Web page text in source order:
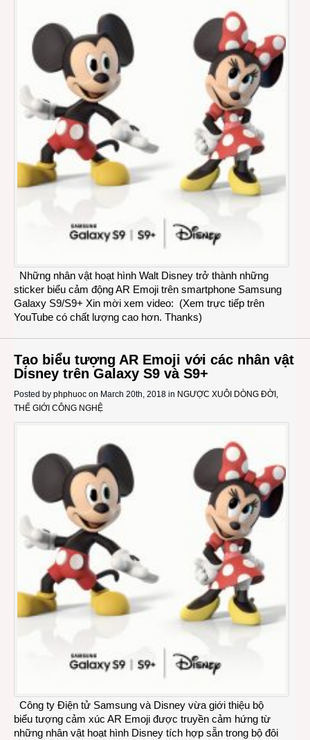
Những nhân vật hoạt hình Walt Disney trở thành những
sticker biểu cảm động AR Emoji trên smartphone Samsung
Galaxy S9/S9+ Xin mời xem video: (Xem trực tiếp trên
YouTube có chất lượng cao hơn. Thanks)
Tạo biểu tượng AR Emoji với các nhân vật
Disney trên Galaxy S9 và S9+
Posted by phphuoc on March 20th, 2018 in NGƯỢC XUÔI DÒNG ĐỜI
THẾ GIỚI CÔNG NGHỆ
Công ty Điện tử Samsung và Disney vừa giới thiệu bộ
biểu tượng cảm xúc AR Emoji được truyền cảm hứng từ
những nhân vật hoạt hình Disney tích hợp sẵn trong bộ đôi